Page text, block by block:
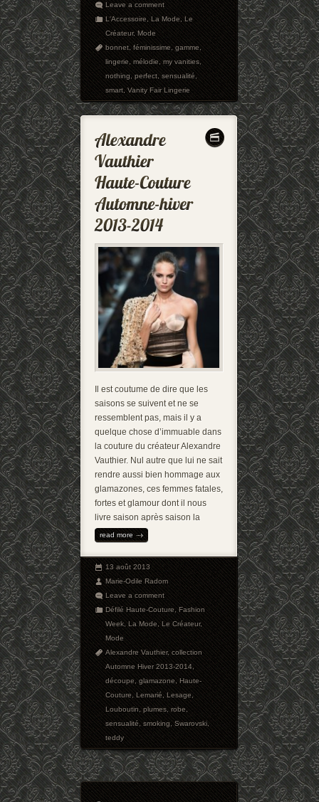
Leave a comment
L'Accessoire,La Mode,Le
Créateur,Mode
bonnet,féminissime,gamme,
lingerie,mélodie,my vanities,
nothing,perfect,sensualité,
smart,Vanity Fair Lingerie
Il est coutume de dire que les
saisons se suivent et ne se
ressemblent pas, mais il y a
quelque chose d’immuable dans
la couture du créateur Alexandre
Vauthier. Nul autre que lui ne sait
rendre aussi bien hommage aux
glamazones, ces femmes fatales,
fortes et glamour dont il nous
livre saison après saison la
read more
13 août 2013
Marie-Odile Radom
Leave a comment
Défilé Haute-Couture,Fashion
Week,La Mode,Le Créateur,
Mode
Alexandre Vauthier,collection
Automne Hiver 2013-2014,
découpe,glamazone,Haute-
Couture,Lemarié,Lesage,
Louboutin,plumes,robe,
sensualité,smoking,Swarovski,
teddy